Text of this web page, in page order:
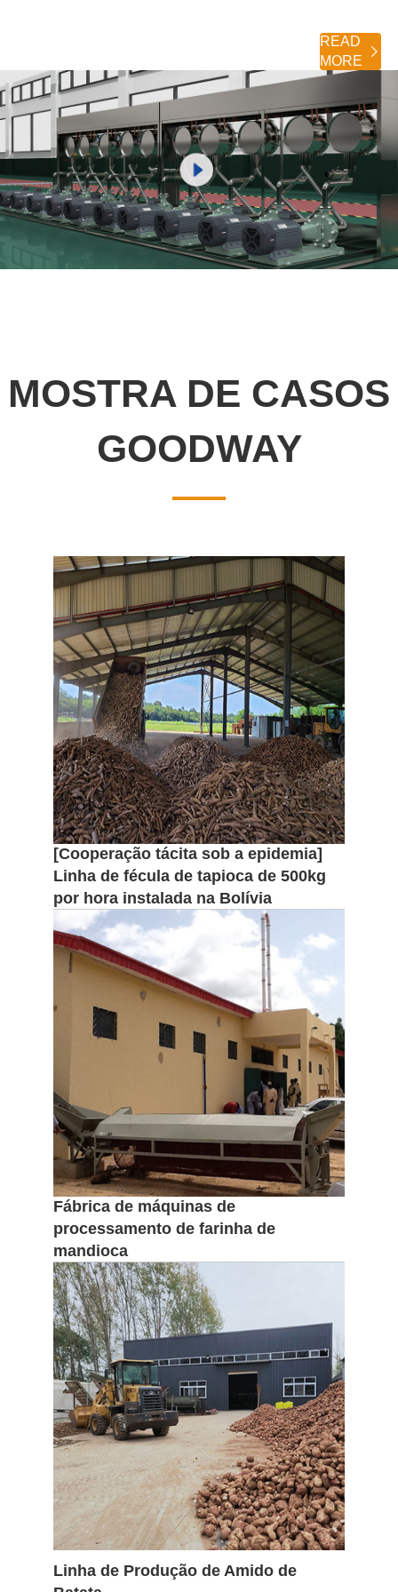
READ
MORE

MOSTRA DE CASOS
GOODWAY
[Cooperação tácita sob a epidemia]
Linha de fécula de tapioca de 500kg
por hora instalada na Bolívia
[Cooperação tácita sob a
epidemia] Linha de fécula de
tapioca de 500kg por hora
instalada na Bolívia
A África é chamada de "continente
tropical", e seu clima é caracterizado
por alta temperatura, pouca chuva e
secura, e a zona climática é
distribuída em uma simetria norte-sul.
READ MORE 
Fábrica de máquinas de
processamento de farinha de
mandioca
Fábrica de máquinas de
processamento de farinha de
mandioca
A África é chamada de "continente
tropical", e seu clima é caracterizado
por alta temperatura, pouca chuva e
secura, e a zona climática é
distribuída em uma simetria norte-sul.
READ MORE 
Linha de Produção de Amido de